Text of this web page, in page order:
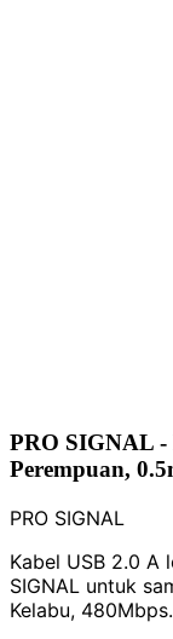
PRO SIGNAL -
Perempuan,
PRO SIGNAL
Kabel USB 2.0 A
SIGNAL untuk
Kelabu, 480Mbps.